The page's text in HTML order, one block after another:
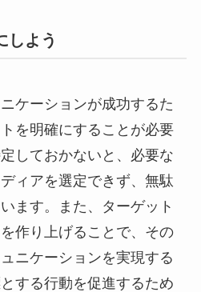
しよう
ケーションが成功するた
を明確にすることが必要
しておかないと、必要な
ィアを選定できず、無駄
ます。また、ターゲット
作り上げることで、その
ニケーションを実現する
する行動を促進するため